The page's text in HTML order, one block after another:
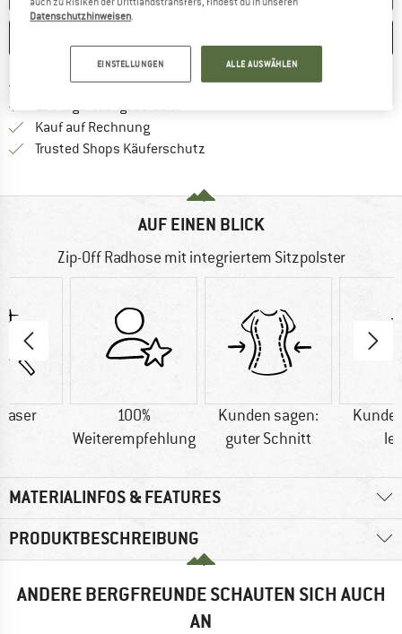
Portofrei ab 69 € (DE)Finde mehr Informationen zu den
100 Tage Rückgaberecht
Kauf auf RechnungFinde die Zahlungs-Infos hier! Öffnet
Trusted Shops Käuferschutz
AUF EINEN BLICK
Zip-Off Radhose mit integriertem Sitzpolster
100%
Weiterempfehlung
Kunden sagen:
guter Schnitt
MATERIALINFOS & FEATURES
PRODUKTBESCHREIBUNG
ANDERE BERGFREUNDE SCHAUTEN SICH AUCH
AN
Datenschutzhinweisen.
EINSTELLUNGEN ALLE AUSWÄHLEN